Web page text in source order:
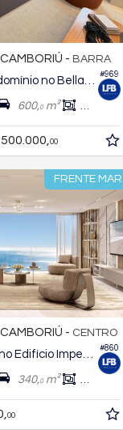
#969
- BARRA
600,0m² 375,
00
FRENTE MAR
#860
- CENTRO
340,0m² 202,
00